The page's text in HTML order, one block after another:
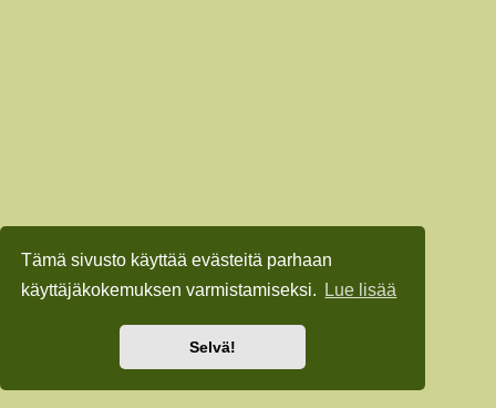
Tämä sivusto käyttää evästeitä parhaan
käyttäjäkokemuksen varmistamiseksi.
Lue lisää
Selvä!